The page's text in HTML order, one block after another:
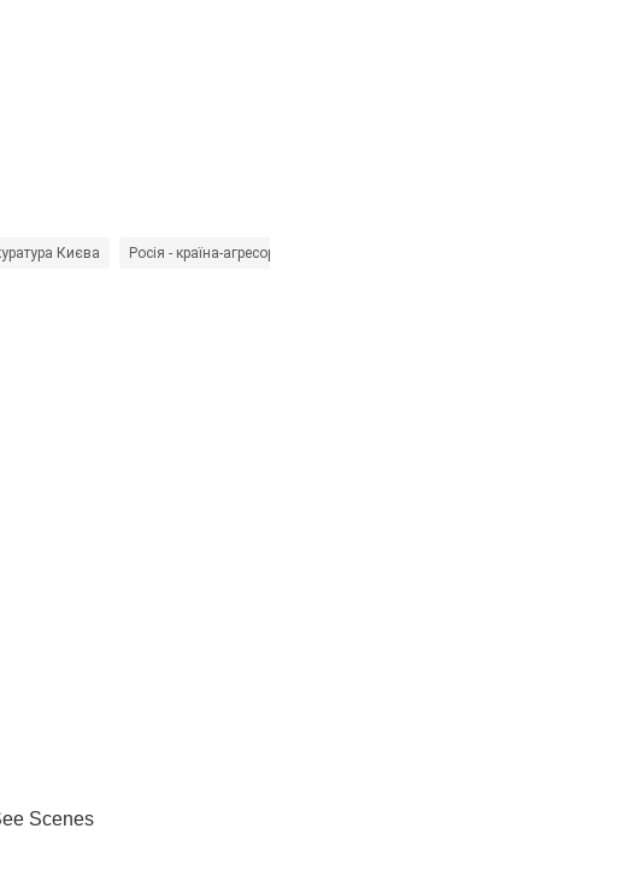
Києва Росія - країна-агресор